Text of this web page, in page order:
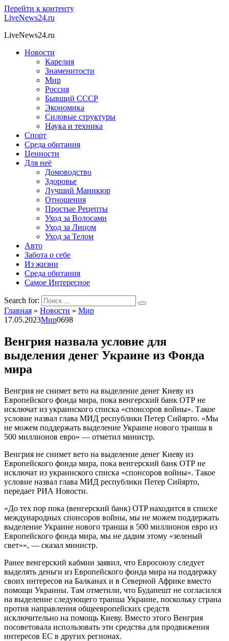
Перейти к контенту
LiveNews24.ru
LiveNews24.ru
Новости
Карелия
Знаменитости
Мир
Россия
Бывший СССР
Экономика
Силовые структуры
Наука и техника
Спорт
Среда обитания
Ценности
Для неё
Домоводство
Здоровье
Лучший Маникюр
Отношения
Простые Рецепты
Уход за Волосами
Уход за Лицом
Уход за Телом
Авто
Забота о себе
Из жизни
Среда обитания
Самое Интересное
Search for:
Главная » Новости » Мир
17.05.2023Мир0698
Венгрия назвала условие для
выделения денег Украине из Фонда
мира
Венгрия не снимет вето на выделение денег Киеву из
Европейского фонда мира, пока венгерский банк ОТР не
исключат из украинского списка «спонсоров войны». Такое
условие назвал глава МИД республики Петер Сийярто. «Мы
не можем поддержать выделение Украине нового транша в
500 миллионов евро» — отметил министр.
Венгрия не снимет вето на выделение денег Киеву из
Европейского фонда мира, пока венгерский банк ОТР не
исключат из украинского списка «спонсоров войны». Такое
условие назвал глава МИД республики Петер Сийярто,
передает РИА Новости.
«До тех пор пока (венгерский банк) OTP находится в списке
международных спонсоров войны, мы не можем поддержать
выделение Украине нового транша в 500 миллионов евро из
Европейского фонда мира, мы не дадим этому «зеленый
свет»», — сказал министр.
Ранее венгерский кабмин заявил, что Евросоюзу следует
выделять деньги из Европейского фонда мира на поддержку
своих интересов на Балканах и в Северной Африке вместо
помощи Украины. Там отметили, что Будапешт не согласился
на выделение следующего транша Украине, поскольку страна
против направления общеевропейских средств
исключительно на помощь Киеву. Вместо этого Венгрия
посоветовала использовать эти средства для продвижения
интересов ЕС в других регионах.